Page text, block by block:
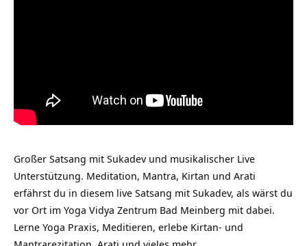
Großer Satsang mit Sukadev und musikalischer Live
Unterstützung. Meditation, Mantra, Kirtan und Arati
erfährst du in diesem live Satsang mit Sukadev, als wärst du
vor Ort im Yoga Vidya Zentrum Bad Meinberg mit dabei.
Lerne Yoga Praxis, Meditieren, erlebe Kirtan- und